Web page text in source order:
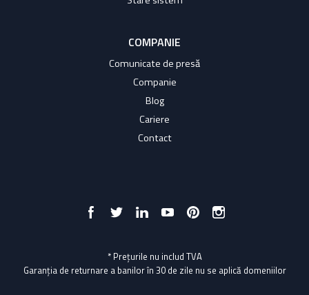
COMPANIE
Comunicate de presă
Companie
Blog
Cariere
Contact
* Prețurile nu includ TVA
Garanția de returnare a banilor în 30 de zile nu se aplică domeniilor